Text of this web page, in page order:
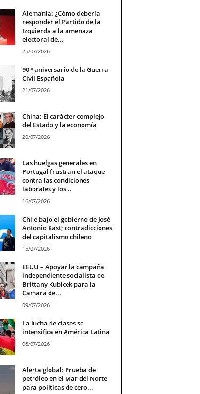
Alemania: ¿Cómo debería
responder el Partido de la
Izquierda a la amenaza
electoral de...
25/07/2026
90 º aniversario de la Guerra
Civil Española
21/07/2026
China: El carácter complejo
del Estado y la economía
20/07/2026
Las huelgas generales en
Portugal frustran el ataque
contra las condiciones
laborales y los...
16/07/2026
Chile bajo el gobierno de José
Antonio Kast; contradicciones
del capitalismo chileno
15/07/2026
EEUU – Apoyar la campaña
independiente socialista de
Brittany Kubicek para la
Cámara de...
09/07/2026
La lucha de clases se
intensifica en América Latina
08/07/2026
Alerta global: Prueba de
petróleo en el Mar del Norte
para políticas de cero...